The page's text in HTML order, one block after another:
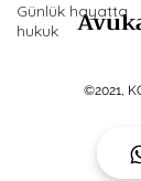
Günlük hayatta
hukuk
©2021,